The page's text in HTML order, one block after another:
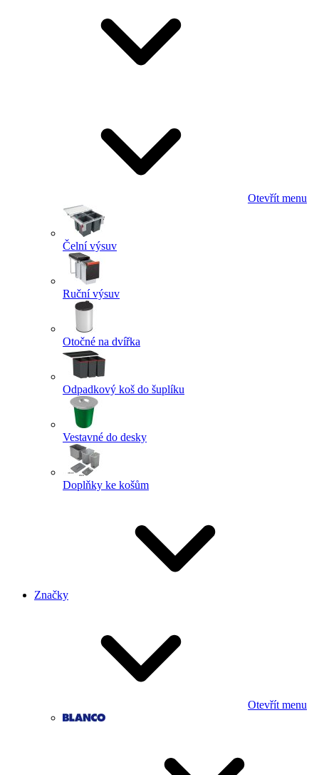
Otevřít menu
Čelní výsuv
Ruční výsuv
Otočné na dvířka
Odpadkový koš do šuplíku
Vestavné do desky
Doplňky ke košům
Značky
Otevřít menu